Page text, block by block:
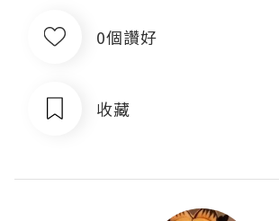
0個讚好
收藏